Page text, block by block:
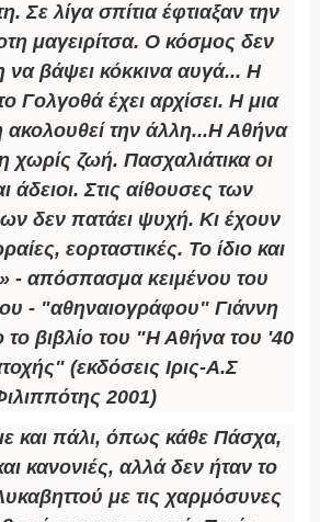
Σε λίγα σπίτια έφτιαξαν την
μαγειρίτσα. Ο κόσμος δεν
να βάψει κόκκινα αυγά... Η
Γολγοθά έχει αρχίσει. Η μια
ακολουθεί την άλλη...Η Αθήνα
χωρίς ζωή. Πασχαλιάτικα οι
άδειοι. Στις αίθουσες των
δεν πατάει ψυχή. Κι έχουν
εορταστικές. Το ίδιο και
- απόσπασμα κειμένου του
- "αθηναιογράφου" Γιάννη
βιβλίο του "Η Αθήνα του '40
(εκδόσεις Ιρις-Α.Σ
2001)
και πάλι, όπως κάθε Πάσχα,
κανονιές, αλλά δεν ήταν το
με τις χαρμόσυνες